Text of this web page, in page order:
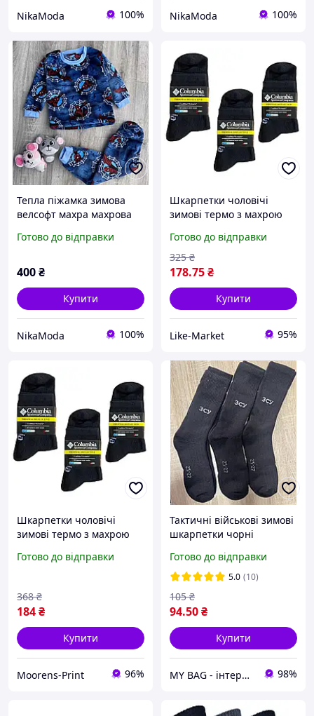
NikaModa 100% NikaModa 100%
Тепла піжамка зимова
велсофт махра махрова
Готово до відправки
400₴
Купити
NikaModa 100%
Шкарпетки чоловічі
зимові термо з махрою
LikeM
Готово до відправки
178.75₴
325 ₴
Купити
Like-Market 95%
Шкарпетки чоловічі
зимові термо з махрою
Готово до відправки
184₴
368 ₴
Купити
Moorens-Print 96%
Тактичні військові зимові
шкарпетки чорні
трекінгові армійські
шкарпетки з махрою
теплі шкарпетки зимові
Готово до відправки
5.0 (10)
94.50₴
105 ₴
Купити
MY BAG - інтернет магазин сумок, валіз та аксесуарів 98%